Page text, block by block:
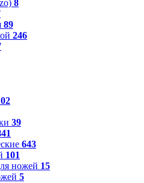
8
89
246
39
643
101
ножей 15
5